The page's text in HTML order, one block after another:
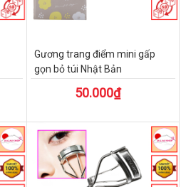
Gương trang điểm mini gấp
gọn bỏ túi Nhật Bản
50.000₫